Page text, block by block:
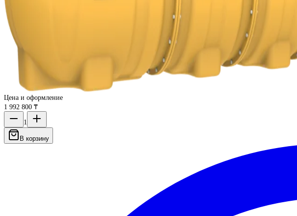
Цена и оформление
1 992 800 ₸
1
В корзину